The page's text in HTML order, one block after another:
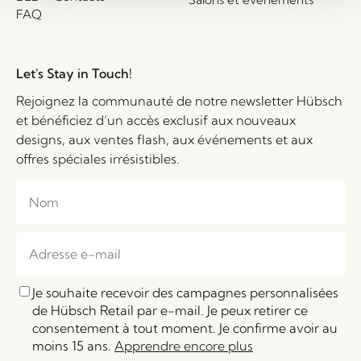
FAQ
Let's Stay in Touch!
Rejoignez la communauté de notre newsletter Hübsch
et bénéficiez d’un accès exclusif aux nouveaux
designs, aux ventes flash, aux événements et aux
offres spéciales irrésistibles.
Je souhaite recevoir des campagnes personnalisées
de Hübsch Retail par e-mail. Je peux retirer ce
consentement à tout moment. Je confirme avoir au
moins 15 ans. Apprendre encore plus